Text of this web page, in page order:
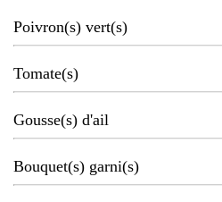
Poivron(s) vert(s)
Tomate(s)
Gousse(s) d'ail
Bouquet(s) garni(s)